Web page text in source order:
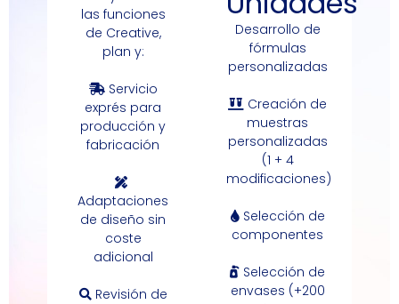
las funciones
de Creative,
plan y:
Servicio
exprés para
producción y
fabricación
Adaptaciones
de diseño sin
coste
adicional
Revisión de
Desarrollo de
fórmulas
personalizadas
Creación de
muestras
personalizadas
(1 + 4
modificaciones)
Selección de
componentes
Selección de
envases (+200